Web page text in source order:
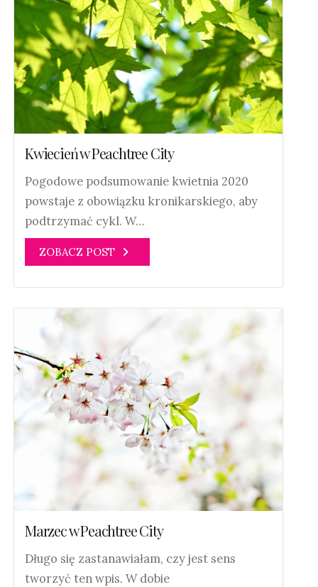
Kwiecień w Peachtree City
Pogodowe podsumowanie kwietnia 2020
powstaje z obowiązku kronikarskiego, aby
podtrzymać cykl. W…
ZOBACZ POST
Marzec w Peachtree City
Długo się zastanawiałam, czy jest sens
tworzyć ten wpis. W dobie